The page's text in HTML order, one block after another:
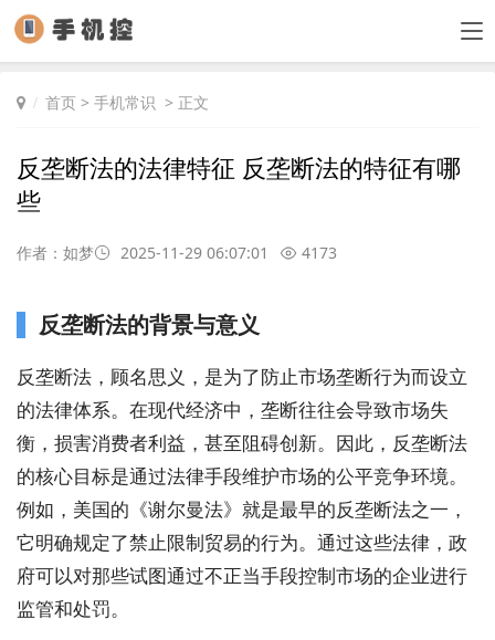
首页 > 手机常识 > 正文
反垄断法的法律特征 反垄断法的特征有哪
些
作者：如梦 2025-11-29 06:07:01 4173
反垄断法的背景与意义
反垄断法，顾名思义，是为了防止市场垄断行为而设立
的法律体系。在现代经济中，垄断往往会导致市场失
衡，损害消费者利益，甚至阻碍创新。因此，反垄断法
的核心目标是通过法律手段维护市场的公平竞争环境。
例如，美国的《谢尔曼法》就是最早的反垄断法之一，
它明确规定了禁止限制贸易的行为。通过这些法律，政
府可以对那些试图通过不正当手段控制市场的企业进行
监管和处罚。